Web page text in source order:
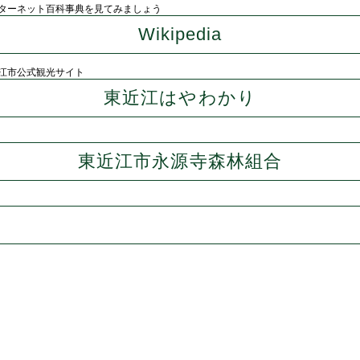
ーネット百科事典を見てみましょう
Wikipedia
市公式観光サイト
東近江はやわかり
東近江市永源寺森林組合